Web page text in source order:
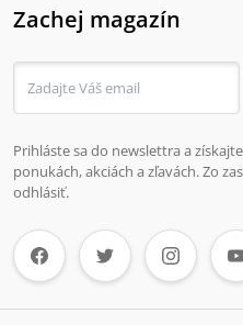
Zachej magazín
Prihláste sa do newslettra a
ponukách, akciách a zľavách. Zo
odhlásiť.